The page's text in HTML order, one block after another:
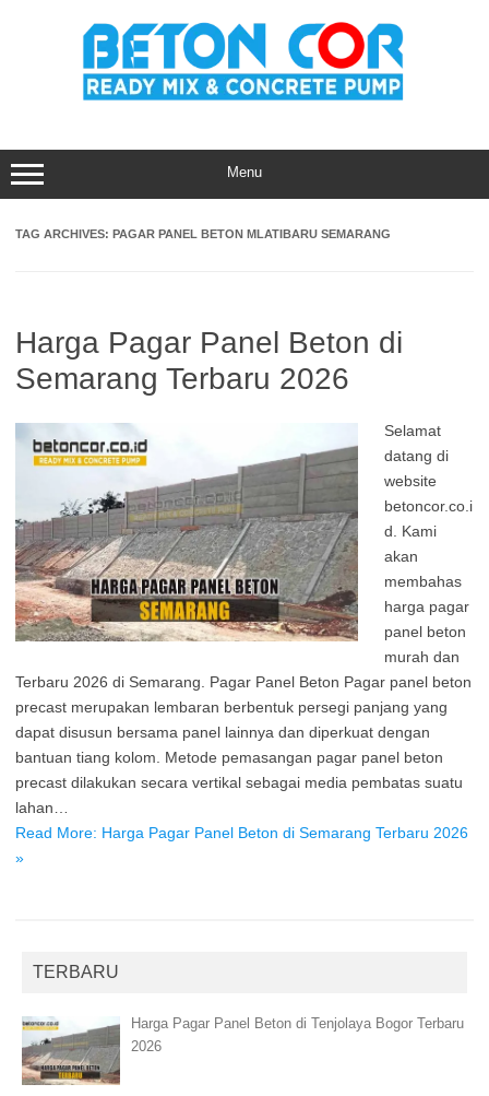
Menu
TAG ARCHIVES: PAGAR PANEL BETON MLATIBARU SEMARANG
Harga Pagar Panel Beton di
Semarang Terbaru 2026
Selamat
datang di
website
betoncor.co.i
d. Kami
akan
membahas
harga pagar
panel beton
murah dan
Terbaru 2026 di Semarang. Pagar Panel Beton Pagar panel beton
precast merupakan lembaran berbentuk persegi panjang yang
dapat disusun bersama panel lainnya dan diperkuat dengan
bantuan tiang kolom. Metode pemasangan pagar panel beton
precast dilakukan secara vertikal sebagai media pembatas suatu
lahan…
Read More: Harga Pagar Panel Beton di Semarang Terbaru 2026
»
TERBARU
Harga Pagar Panel Beton di Tenjolaya Bogor Terbaru
2026